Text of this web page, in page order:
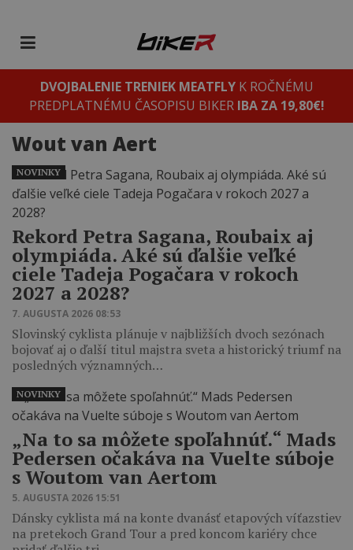
DVOJBALENIE TRENIEK MEATFLYK ROČNÉMU
PREDPLATNÉMU ČASOPISU BIKER IBA ZA 19,80€!
Wout van Aert
Rekord Petra Sagana, Roubaix aj
olympiáda. Aké sú ďalšie veľké
ciele Tadeja Pogačara v rokoch
2027 a 2028?
7. AUGUSTA 2026 08:53
Slovinský cyklista plánuje v najbližších dvoch sezónach
bojovať aj o ďalší titul majstra sveta a historický triumf na
posledných významných…
NOVINKY
„Na to sa môžete spoľahnúť.“ Mads
Pedersen očakáva na Vuelte súboje
s Woutom van Aertom
5. AUGUSTA 2026 15:51
Dánsky cyklista má na konte dvanásť etapových víťazstiev
na pretekoch Grand Tour a pred koncom kariéry chce
NOVINKY